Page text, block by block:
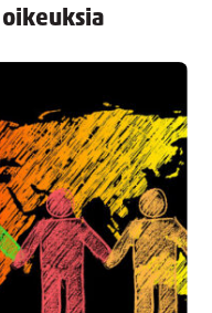
oikeuksia